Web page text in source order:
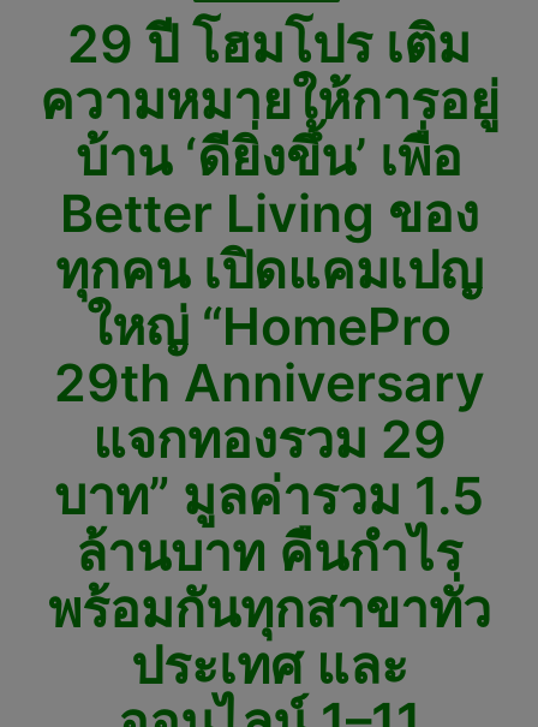
in
29 ปี โฮมโปร เติม
ความหมายให้การอยู่
บ้าน ‘ดียิ่งขึ้น’ เพื่อ
Better Living ของ
ทุกคน เปิดแคมเปญ
ใหญ่ “HomePro
29th Anniversary
แจกทองรวม 29
บาท” มูลค่ารวม 1.5
ล้านบาท คืนกำไร
พร้อมกันทุกสาขาทั่ว
ประเทศ และ